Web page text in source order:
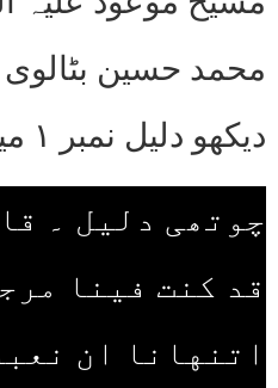
محمد حسین
دیکھو دلیل نمبر ۱ میں۔
چوتھی دلیل ۔
قد كنت فينا
اتنهانا ان